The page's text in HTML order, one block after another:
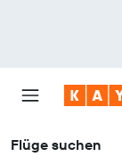
Flüge suchen